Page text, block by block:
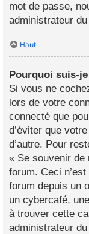
mot de passe,
administrateur
Haut
Pourquoi suis-
Si vous ne
lors de votre
connecté que
d’éviter que
d’autre. Pour
« Se souvenir de
forum. Ceci
forum depuis un
un cybercafé,
à trouver cette
administrateur